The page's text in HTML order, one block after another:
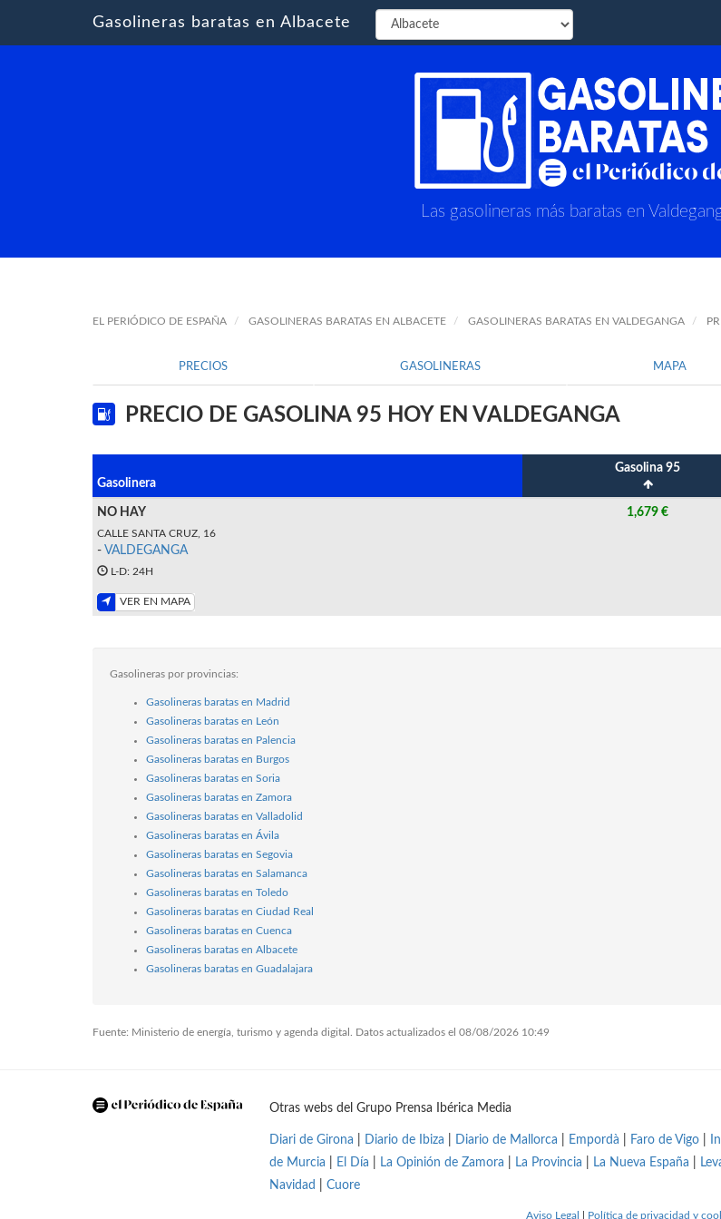
Gasolineras baratas en Albacete
Las gasolineras más baratas en
EL PERIÓDICO DE ESPAÑA GASOLINERAS BARATAS EN ALBACETE GASOLINERAS BARATAS EN VALDEGANGA
PRECIOS GASOLINERAS MAPA
PRECIO DE GASOLINA 95 HOY EN VALDEGANGA
Gasolinera
Gasolina 95
NO HAY
CALLE SANTA CRUZ, 16
- VALDEGANGA
L-D: 24H
VER EN MAPA
1,679 €
Gasolineras por provincias:
Gasolineras baratas en Madrid
Gasolineras baratas en León
Gasolineras baratas en Palencia
Gasolineras baratas en Burgos
Gasolineras baratas en Soria
Gasolineras baratas en Zamora
Gasolineras baratas en Valladolid
Gasolineras baratas en Ávila
Gasolineras baratas en Segovia
Gasolineras baratas en Salamanca
Gasolineras baratas en Toledo
Gasolineras baratas en Ciudad Real
Gasolineras baratas en Cuenca
Gasolineras baratas en Albacete
Gasolineras baratas en Guadalajara
Fuente: Ministerio de energía, turismo y agenda digital. Datos actualizados el 08/08/2026 10:49
Otras webs del Grupo Prensa Ibérica Media
Diari de Girona Diario de Ibiza Diario de Mallorca Empordà Faro de Vigo
de Murcia
El Día La Opinión de Zamora La Provincia La Nueva España
Navidad
Cuore
Aviso Legal Política de privacidad y